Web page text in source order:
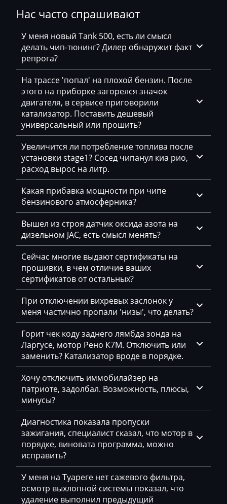
CMI
Comacchio
Cupra
Dacia
Daewoo
DAF
Daihatsu
Dammann
Derways
Deutz
Dewulf
Dieci
Dongfeng
Doosan
Doppstadt
EcoLog
Eggersmann
Exeed
Extreme moto
Faresin
Farmtrac
FAW
Fendt
Fiat
Delphi DCM6.2
DSG Temic
Marelli IAW4xx
Marelli IAW7GV
Siemens PCR2.1
Siemens PPD1.1-1.5
Simos 10xx
Simos 11xx
Simos 12xx
Simos 18xx
Simos 2xx
Simos 3xx
Simos 4xx
Simos 7xx
Simos 9xx
0CW300047S_5267_OJHK_C52MR1
69R5710AM_getriebe_DSG_UgR5_C52SR1
v0693x590AM_getriebe_DSG_OJ3x_C90S
v0693y530AM_getriebe_DSG_cD3yC21S
v0693y590AM_getriebe_DSG_DD3y C90S
v0696e320AM___getriebe_DSG_cD6e_C90S
v069A9300AM___getriebe_DSG_cDA9 C90S
v069A9700AM_getriebe_DSG_cDA9 C26S
v069Q6630AM_getriebe_DSG_cDQ6_C65S
Нас часто спрашивают
У меня новый Tank 500, есть ли смысл
делать чип-тюнинг? Дилер обнаружит факт
репрога?
На трассе 'попал' на плохой бензин. После
этого на приборке загорелся значок
двигателя, в сервисе приговорили
катализатор. Поставить дешевый
универсальный или прошить?
Увеличится ли потребление топлива после
установки stage1? Сосед чипанул киа рио,
расход вырос на литр.
Какая прибавка мощности при чипе
бензинового атмосферника?
Вышел из строя датчик оксида азота на
дизельном JAC, есть смысл менять?
Сейчас многие выдают сертификаты на
прошивки, в чем отличие ваших
сертификатов от остальных?
При отключении вихревых заслонок у
меня частично пропали 'низы', что делать?
Горит чек коду заднего лямбда зонда на
Ларгусе, мотор Рено К7М. Отключить или
заменить? Катализатор вроде в порядке.
Хочу отключить иммобилайзер на
патриоте, задолбал. Возможность, плюсы,
минусы?
Диагностика показала пропуски
зажигания, специалист сказал, что мотор в
порядке, виновата программа, можно
исправить?
У меня на Туареге нет сажевого фильтра,
осмотр выхлопной системы показал, что
удаление выполнил предыдущий